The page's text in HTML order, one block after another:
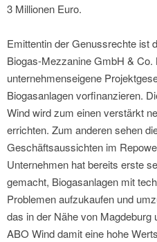
3 Millionen Euro.
Emittentin der Genussrechte ist
Biogas-Mezzanine GmbH & Co.
unternehmenseigene
Biogasanlagen vorfinanzieren.
Wind wird zum einen verstärkt
errichten. Zum anderen sehen
Geschäftsaussichten im
Unternehmen hat bereits erste
gemacht, Biogasanlagen mit
Problemen aufzukaufen und
das in der Nähe von
ABO Wind damit eine hohe